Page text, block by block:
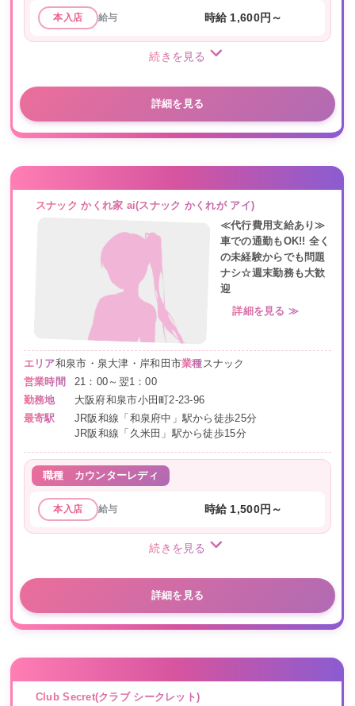
本入店 給与 時給 1,600円～
続きを見る
詳細を見る
スナック かくれ家 ai(スナック かくれが アイ)
≪代行費用支給あり≫
車での通勤もOK!! 全く
の未経験からでも問題
ナシ☆週末勤務も大歓
迎
詳細を見る ≫
エリア和泉市・泉大津・岸和田市業種スナック
営業時間
21：00～翌1：00
勤務地
大阪府和泉市小田町2-23-96
最寄駅
JR阪和線「和泉府中」駅から徒歩25分
JR阪和線「久米田」駅から徒歩15分
職種 カウンターレディ
本入店 給与 時給 1,500円～
続きを見る
詳細を見る
Club Secret(クラブ シークレット)